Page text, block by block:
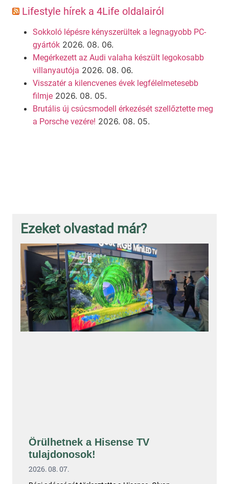
Lifestyle hírek a 4Life oldalairól
Sokkoló lépésre kényszerültek a legnagyobb PC-
gyártók 2026. 08. 06.
Megérkezett az Audi valaha készült legokosabb
villanyautója 2026. 08. 06.
Visszatér a kilencvenes évek legfélelmetesebb
filmje 2026. 08. 05.
Brutális új csúcsmodell érkezését szellőztette meg
a Porsche vezére! 2026. 08. 05.
Ezeket olvastad már?
Örülhetnek a Hisense TV
tulajdonosok!
2026. 08. 07.